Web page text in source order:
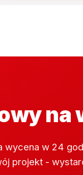
na
wycena w 24
projekt -